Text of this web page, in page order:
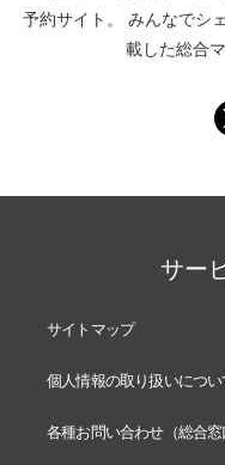
予約サイト。
みんなでシ
載した総合
サー
サイトマップ
個人情報の取り扱いについ
各種お問い合わせ（総合窓